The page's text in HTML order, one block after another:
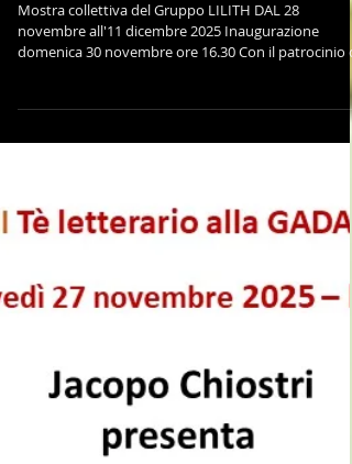
FEMMINILE
Mostra collettiva del Gruppo LILITH DAL 28
domenica 30 novembre ore 16.30 Con il patrocinio
comune di Firenze La mostra è aperta al pubblico dal